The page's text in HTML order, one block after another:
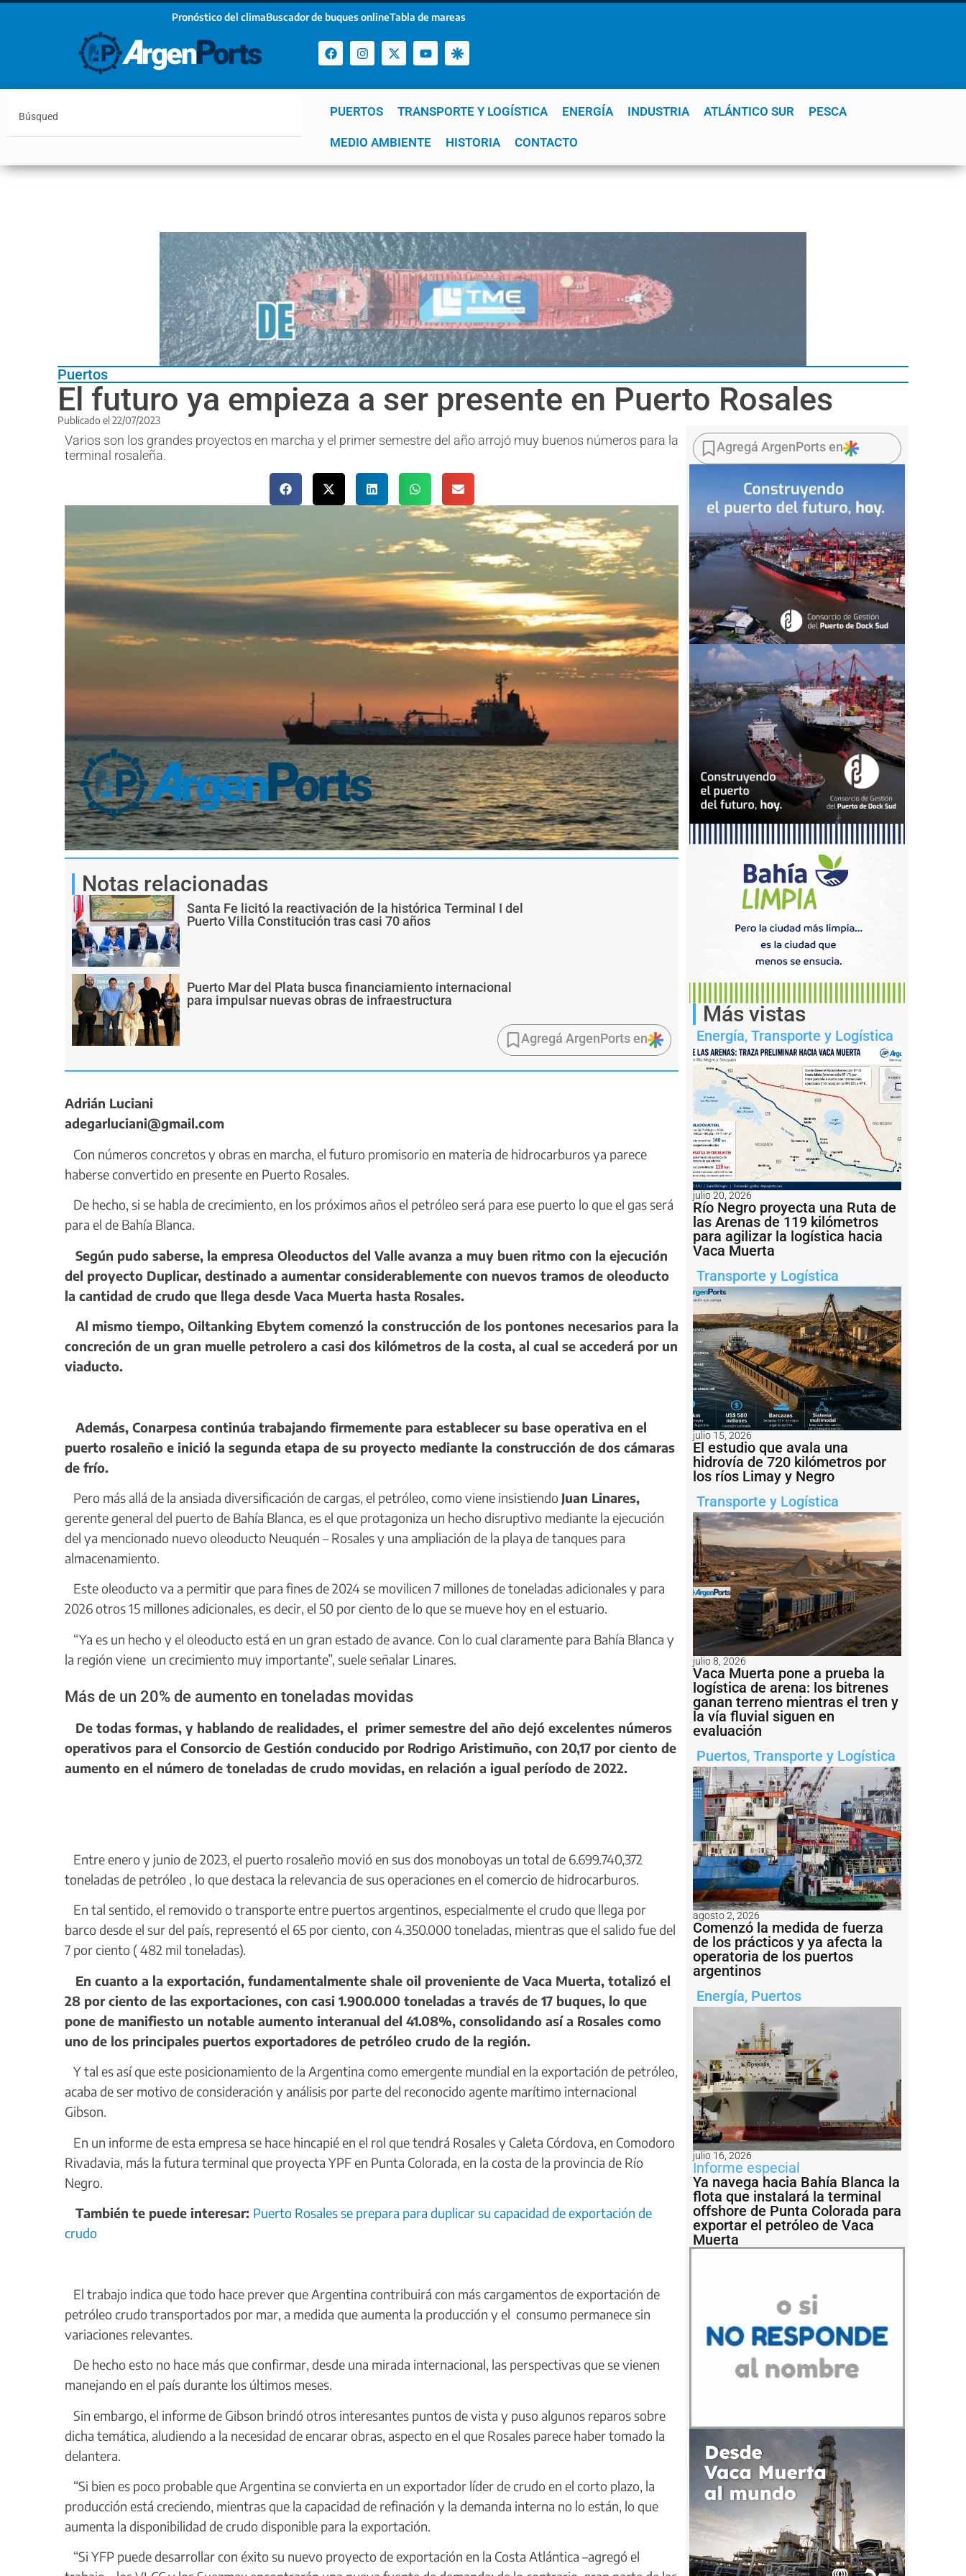
Pronóstico del climaBuscador de buques onlineTabla de mareas
PUERTOS TRANSPORTE Y LOGÍSTICA ENERGÍA INDUSTRIA ATLÁNTICO SUR PESCA
MEDIO AMBIENTE HISTORIA CONTACTO
YPF GNL Mar del Plata Patagonia Quequén
Puertos
El futuro ya empieza a ser presente en Puerto Rosales
Publicado el 22/07/2023
Varios son los grandes proyectos en marcha y el primer semestre del año arrojó muy buenos números para la
terminal rosaleña.
Notas relacionadas
Santa Fe licitó la reactivación de la histórica Terminal I del
Puerto Villa Constitución tras casi 70 años
Puerto Mar del Plata busca financiamiento internacional
para impulsar nuevas obras de infraestructura
Agregá ArgenPorts en
Adrián Luciani
adegarluciani@gmail.com
Con números concretos y obras en marcha, el futuro promisorio en materia de hidrocarburos ya parece
haberse convertido en presente en Puerto Rosales.
De hecho, si se habla de crecimiento, en los próximos años el petróleo será para ese puerto lo que el gas será
para el de Bahía Blanca.
Según pudo saberse, la empresa Oleoductos del Valle avanza a muy buen ritmo con la ejecución
del proyecto Duplicar, destinado a aumentar considerablemente con nuevos tramos de oleoducto
la cantidad de crudo que llega desde Vaca Muerta hasta Rosales.
Al mismo tiempo, Oiltanking Ebytem comenzó la construcción de los pontones necesarios para la
concreción de un gran muelle petrolero a casi dos kilómetros de la costa, al cual se accederá por un
viaducto.
Además, Conarpesa continúa trabajando firmemente para establecer su base operativa en el
puerto rosaleño e inició la segunda etapa de su proyecto mediante la construcción de dos cámaras
de frío.
Pero más allá de la ansiada diversificación de cargas, el petróleo, como viene insistiendo Juan Linares,
gerente general del puerto de Bahía Blanca, es el que protagoniza un hecho disruptivo mediante la ejecución
del ya mencionado nuevo oleoducto Neuquén – Rosales y una ampliación de la playa de tanques para
almacenamiento.
Este oleoducto va a permitir que para fines de 2024 se movilicen 7 millones de toneladas adicionales y para
2026 otros 15 millones adicionales, es decir, el 50 por ciento de lo que se mueve hoy en el estuario.
“Ya es un hecho y el oleoducto está en un gran estado de avance. Con lo cual claramente para Bahía Blanca y
la región viene un crecimiento muy importante”, suele señalar Linares.
Más de un 20% de aumento en toneladas movidas
De todas formas, y hablando de realidades, el primer semestre del año dejó excelentes números
operativos para el Consorcio de Gestión conducido por Rodrigo Aristimuño, con 20,17 por ciento de
aumento en el número de toneladas de crudo movidas, en relación a igual período de 2022.
Entre enero y junio de 2023, el puerto rosaleño movió en sus dos monoboyas un total de 6.699.740,372
toneladas de petróleo , lo que destaca la relevancia de sus operaciones en el comercio de hidrocarburos.
En tal sentido, el removido o transporte entre puertos argentinos, especialmente el crudo que llega por
barco desde el sur del país, representó el 65 por ciento, con 4.350.000 toneladas, mientras que el salido fue del
7 por ciento ( 482 mil toneladas).
En cuanto a la exportación, fundamentalmente shale oil proveniente de Vaca Muerta, totalizó el
28 por ciento de las exportaciones, con casi 1.900.000 toneladas a través de 17 buques, lo que
pone de manifiesto un notable aumento interanual del 41.08%, consolidando así a Rosales como
uno de los principales puertos exportadores de petróleo crudo de la región.
Y tal es así que este posicionamiento de la Argentina como emergente mundial en la exportación de petróleo,
acaba de ser motivo de consideración y análisis por parte del reconocido agente marítimo internacional
Gibson.
En un informe de esta empresa se hace hincapié en el rol que tendrá Rosales y Caleta Córdova, en Comodoro
Rivadavia, más la futura terminal que proyecta YPF en Punta Colorada, en la costa de la provincia de Río
Negro.
También te puede interesar: Puerto Rosales se prepara para duplicar su capacidad de exportación de
crudo
El trabajo indica que todo hace prever que Argentina contribuirá con más cargamentos de exportación de
petróleo crudo transportados por mar, a medida que aumenta la producción y el consumo permanece sin
variaciones relevantes.
De hecho esto no hace más que confirmar, desde una mirada internacional, las perspectivas que se vienen
manejando en el país durante los últimos meses.
Sin embargo, el informe de Gibson brindó otros interesantes puntos de vista y puso algunos reparos sobre
dicha temática, aludiendo a la necesidad de encarar obras, aspecto en el que Rosales parece haber tomado la
delantera.
“Si bien es poco probable que Argentina se convierta en un exportador líder de crudo en el corto plazo, la
producción está creciendo, mientras que la capacidad de refinación y la demanda interna no lo están, lo que
aumenta la disponibilidad de crudo disponible para la exportación.
“Si YFP puede desarrollar con éxito su nuevo proyecto de exportación en la Costa Atlántica –agregó el
Agregá ArgenPorts en
Más vistas
Energía, Transporte y Logística
julio 20, 2026
Río Negro proyecta una Ruta de
las Arenas de 119 kilómetros
para agilizar la logística hacia
Vaca Muerta
Transporte y Logística
julio 15, 2026
El estudio que avala una
hidrovía de 720 kilómetros por
los ríos Limay y Negro
Transporte y Logística
julio 8, 2026
Vaca Muerta pone a prueba la
logística de arena: los bitrenes
ganan terreno mientras el tren y
la vía fluvial siguen en
evaluación
Puertos, Transporte y Logística
agosto 2, 2026
Comenzó la medida de fuerza
de los prácticos y ya afecta la
operatoria de los puertos
argentinos
Energía, Puertos
julio 16, 2026
Informe especial
Ya navega hacia Bahía Blanca la
flota que instalará la terminal
offshore de Punta Colorada para
exportar el petróleo de Vaca
Muerta
¡Sumate a nuestro Newsletter!
Email
Estoy de acuerdo con las condiciones y políticas de